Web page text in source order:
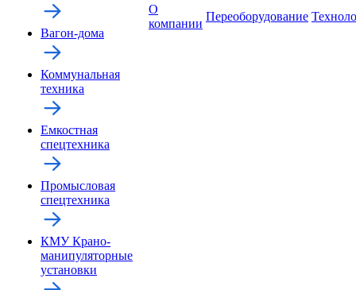
Вагон-дома
Коммунальная
техника
Емкостная
спецтехника
Промысловая
спецтехника
КМУ Крано-
манипуляторные
установки
О
компании
Переоборудование